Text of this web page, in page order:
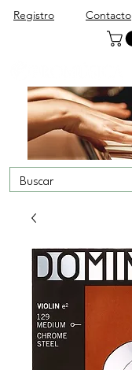
Registro Contacto